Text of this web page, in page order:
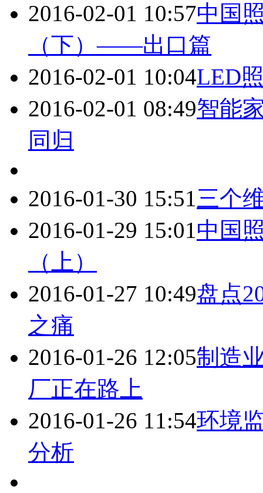
2016-02-01 10:57中国
（下）——出口篇
2016-02-01 10:04LED
2016-02-01 08:49智能
同归
2016-01-30 15:51三个
2016-01-29 15:01中国
（上）
2016-01-27 10:49盘点
之痛
2016-01-26 12:05制造
厂正在路上
2016-01-26 11:54环境
分析